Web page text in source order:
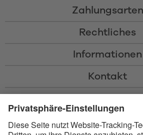
Zahlungsarten
Rechtliches
Informationen
Kontakt
Nachnahmegebühren, wenn nicht
und Eigentum der Bluetooth SIG, Inc. Die